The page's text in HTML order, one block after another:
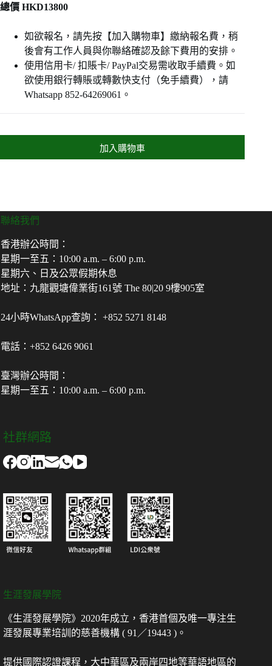
總價 HKD13800
如欲報名，請先按【加入購物車】繳納報名費，稍
後會有工作人員與你聯絡確認及餘下費用的安排。
使用信用卡/ 扣賬卡/ PayPal交易需收取手續費。如
欲使用銀行轉賬或轉數快支付（免手續費），請
Whatsapp 852-64269061。
加入購物車
聯絡我們
香港辦公時間：
星期一至五：10:00 a.m. – 6:00 p.m.
星期六、日及公眾假期休息
地址：九龍觀塘偉業街161號 The 80|20 9樓905室
24小時WhatsApp查詢： +852 5271 8148
電話：+852 6426 9061
臺灣辦公時間：
星期一至五：10:00 a.m. – 6:00 p.m.
社群網路
生涯發展學院
《生涯發展學院》2020年成立，香港首個及唯一專注生
涯發展專業培訓的慈善機構 ( 91／19443 )。
提供國際認證課程，大中華區及兩岸四地等華語地區的